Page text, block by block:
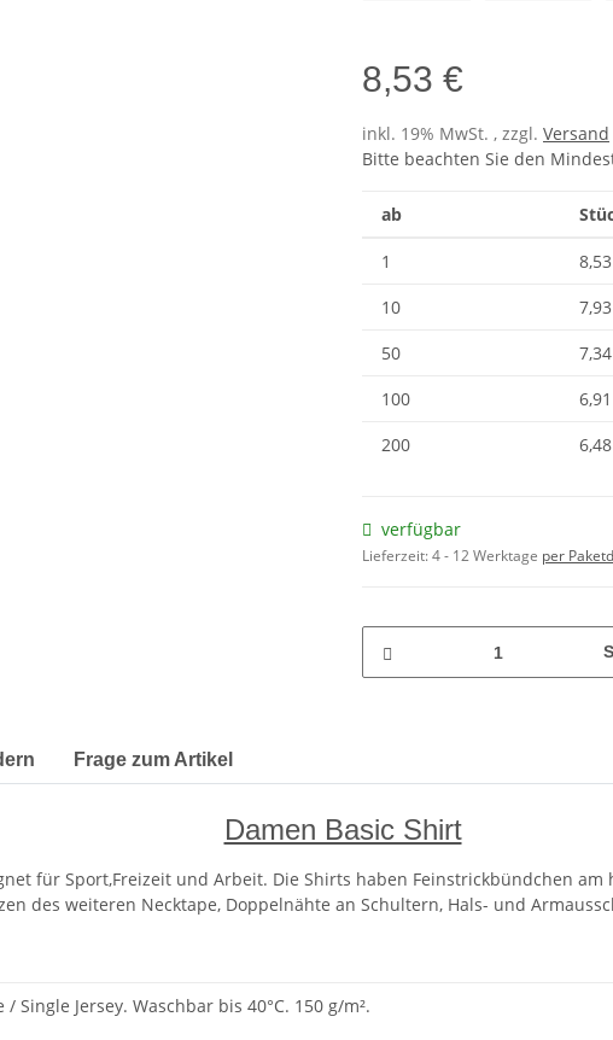
8,53 €
inkl. 19% MwSt. , zzgl. Versand
Bitte beachten Sie den
ab
1
10
50
100
200
verfügbar
Lieferzeit:4 - 12 Werktage per
Frage zum Artikel
Damen Basic Shirt
für Sport,Freizeit und Arbeit. Die Shirts haben Feinstrickbündchen
des weiteren Necktape, Doppelnähte an Schultern, Hals- und
/ Single Jersey. Waschbar bis 40°C. 150 g/m².